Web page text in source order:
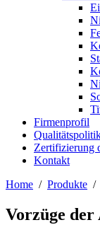
Firmenprofil
Zertifizierung
Kontakt
Home / Produkte /
Vorzüge